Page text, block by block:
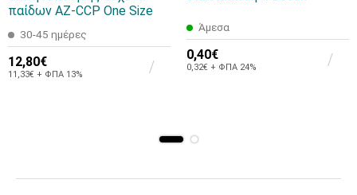
παίδων AZ-CCP One Size
30-45 ημέρες
12,80€
11,33€ + ΦΠΑ 13%
Άμεσα
0,40€
0,32€ + ΦΠΑ 24%